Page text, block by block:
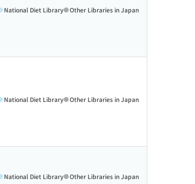
National Diet Library Other Libraries in Japan
National Diet Library Other Libraries in Japan
National Diet Library Other Libraries in Japan